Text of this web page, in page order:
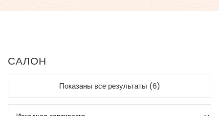
САЛОН
Показаны все результаты (6)